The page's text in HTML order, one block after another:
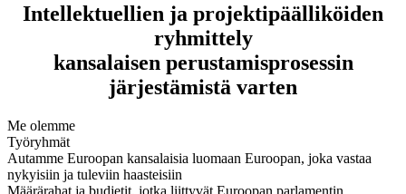
Intellektuellien ja projektipäälliköiden
ryhmittely
kansalaisen perustamisprosessin
järjestämistä varten
Me olemme
Työryhmät
Autamme Euroopan kansalaisia luomaan Euroopan, joka vastaa
nykyisiin ja tuleviin haasteisiin
Määrärahat ja budjetit, jotka liittyvät Euroopan parlamentin